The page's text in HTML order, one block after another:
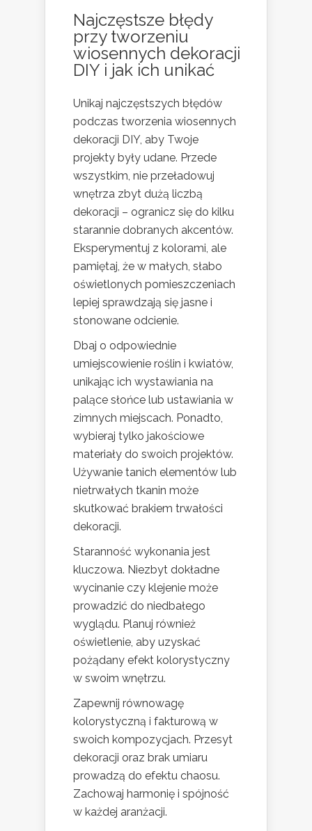
Najczęstsze błędy
przy tworzeniu
wiosennych dekoracji
DIY i jak ich unikać
Unikaj najczęstszych błędów
podczas tworzenia wiosennych
dekoracji DIY, aby Twoje
projekty były udane. Przede
wszystkim, nie przeładowuj
wnętrza zbyt dużą liczbą
dekoracji – ogranicz się do kilku
starannie dobranych akcentów.
Eksperymentuj z kolorami, ale
pamiętaj, że w małych, słabo
oświetlonych pomieszczeniach
lepiej sprawdzają się jasne i
stonowane odcienie.
Dbaj o odpowiednie
umiejscowienie roślin i kwiatów,
unikając ich wystawiania na
palące słońce lub ustawiania w
zimnych miejscach. Ponadto,
wybieraj tylko jakościowe
materiały do swoich projektów.
Używanie tanich elementów lub
nietrwałych tkanin może
skutkować brakiem trwałości
dekoracji.
Staranność wykonania jest
kluczowa. Niezbyt dokładne
wycinanie czy klejenie może
prowadzić do niedbałego
wyglądu. Planuj również
oświetlenie, aby uzyskać
pożądany efekt kolorystyczny
w swoim wnętrzu.
Zapewnij równowagę
kolorystyczną i fakturową w
swoich kompozycjach. Przesyt
dekoracji oraz brak umiaru
prowadzą do efektu chaosu.
Zachowaj harmonię i spójność
w każdej aranżacji.